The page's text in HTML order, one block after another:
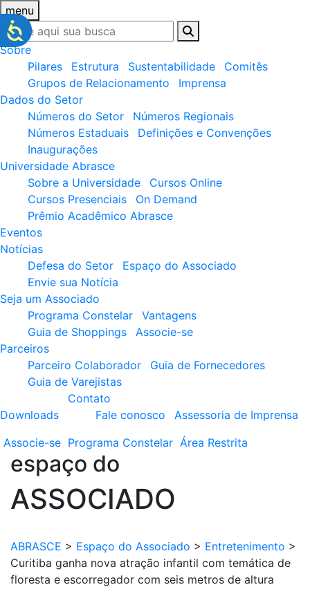
menu
Sobre
Pilares
Estrutura Sustentabilidade
Comitês
Grupos de Relacionamento
Imprensa
Dados do Setor
Números do Setor
Números Regionais
Números Estaduais
Definições e Convenções
Inaugurações
Universidade Abrasce
Sobre a Universidade
Cursos Online
Cursos Presenciais
On Demand
Prêmio Acadêmico Abrasce
Eventos
Notícias
Defesa do Setor
Espaço do Associado
Envie sua Notícia
Seja um Associado
Programa Constelar
Vantagens
Guia de Shoppings
Associe-se
Parceiros
Parceiro Colaborador
Guia de Fornecedores
Guia de Varejistas
Downloads
Contato
Fale conosco
Assessoria de Imprensa
Associe-se Programa Constelar Área Restrita
espaço do
ASSOCIADO
ABRASCE > Espaço do Associado > Entretenimento >
Curitiba ganha nova atração infantil com temática de
floresta e escorregador com seis metros de altura